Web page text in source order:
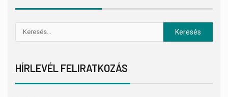
HÍRLEVÉL FELIRATKOZÁS